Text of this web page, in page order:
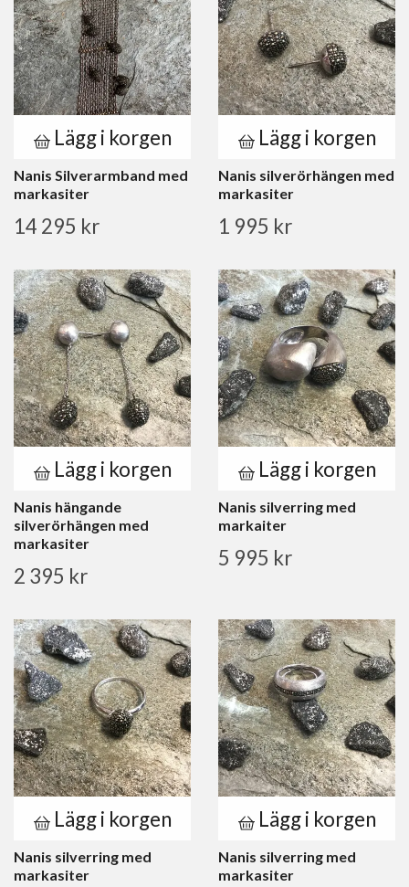
Lägg i korgen
Nanis Silverarmband med
markasiter
14 295 kr
Lägg i korgen
Nanis silverörhängen med
markasiter
1 995 kr
Lägg i korgen
Nanis hängande
silverörhängen med
markasiter
2 395 kr
Lägg i korgen
Nanis silverring med
markaiter
5 995 kr
Lägg i korgen
Nanis silverring med
markasiter
Lägg i korgen
Nanis silverring med
markasiter